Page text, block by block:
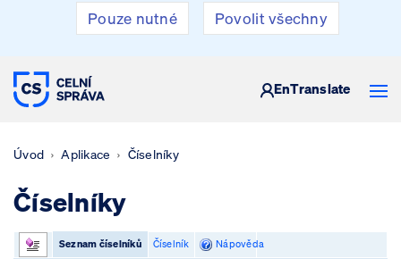
Pouze nutné Povolit všechny
CELNÍ SPRÁVA ČESKÉ REPUBLIKY
EnTranslate
Úvod Aplikace Číselníky
Číselníky
Seznam číselníků Číselník
Nápověda